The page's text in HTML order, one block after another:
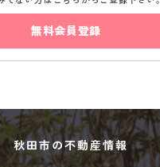
無料会員登録
秋田市の不動産情報